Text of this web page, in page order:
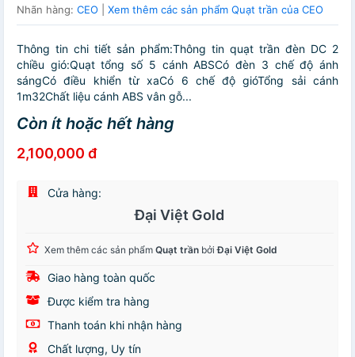
Nhãn hàng: CEO Xem thêm các sản phẩm Quạt trần của CEO
Thông tin chi tiết sản phẩm:Thông tin quạt trần đèn DC 2
chiều gió:Quạt tổng số 5 cánh ABSCó đèn 3 chế độ ánh
sángCó điều khiển từ xaCó 6 chế độ gióTổng sải cánh
1m32Chất liệu cánh ABS vân gỗ...
Còn ít hoặc hết hàng
2,100,000 đ
Cửa hàng:
Đại Việt Gold
Xem thêm các sản phẩm Quạt trần bởiĐại Việt Gold
Giao hàng toàn quốc
Được kiểm tra hàng
Thanh toán khi nhận hàng
Chất lượng, Uy tín